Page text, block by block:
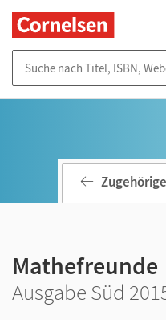
Mathefreunde
Ausgabe Süd